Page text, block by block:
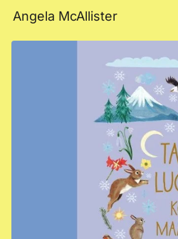
Angela McAllister